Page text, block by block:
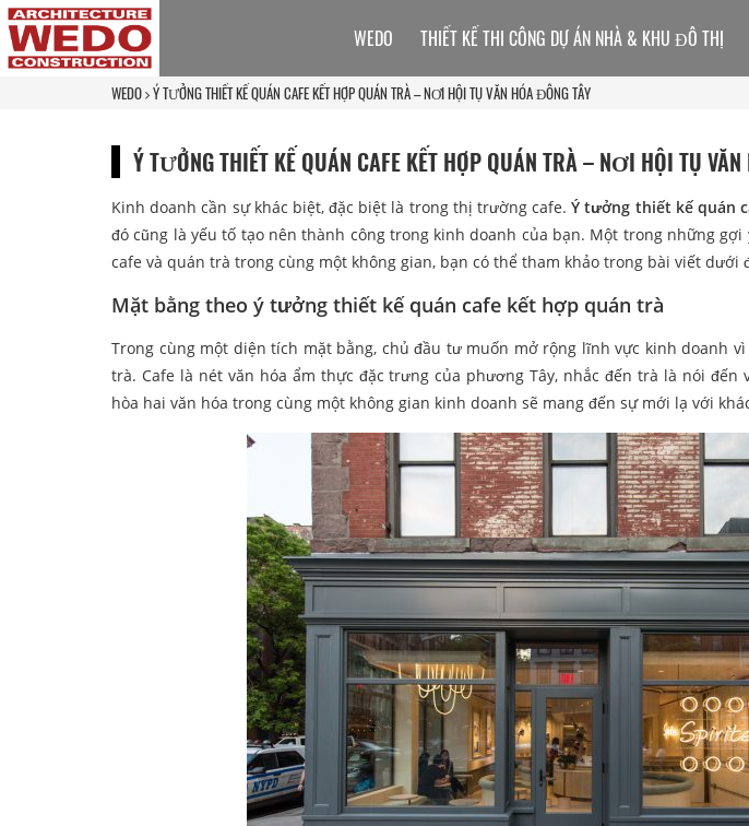
WEDO Ý TƯỞNG THIẾT KẾ QUÁN CAFE KẾT HỢP QUÁN TRÀ – NƠI HỘI TỤ VĂN HÓA ĐÔNG TÂY
Ý TƯỞNG THIẾT KẾ QUÁN CAFE KẾT HỢP QUÁN TRÀ – NƠI HỘI TỤ
Kinh doanh cần sự khác biệt, đặc biệt là trong thị trường cafe.Ý tưởng thiết kế quán
đó cũng là yếu tố tạo nên thành công trong kinh doanh của bạn. Một trong những
cafe và quán trà trong cùng một không gian, bạn có thể tham khảo trong bài viết dưới
Mặt bằng theo ý tưởng thiết kế quán cafe kết hợp quán trà
Trong cùng một diện tích mặt bằng, chủ đầu tư muốn mở rộng lĩnh vực kinh doanh
trà. Cafe là nét văn hóa ẩm thực đặc trưng của phương Tây, nhắc đến trà là nói đến
hòa hai văn hóa trong cùng một không gian kinh doanh sẽ mang đến sự mới lạ với
WEDO THIẾT KẾ THI CÔNG DỰ ÁN NHÀ & KHU ĐÔ THỊ